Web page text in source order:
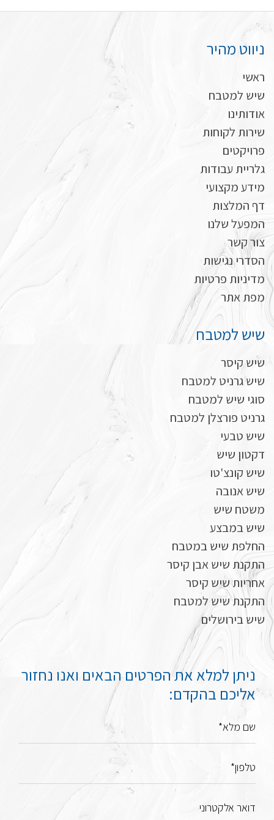
ניווט מהיר
ראשי
שיש למטבח
אודותינו
שירות לקוחות
פרויקטים
גלריית עבודות
מידע מקצועי
דף המלצות
המפעל שלנו
צור קשר
הסדרי נגישות
מדיניות פרטיות
מפת אתר
שיש למטבח
שיש קיסר
שיש גרניט למטבח
סוגי שיש למטבח
גרניט פורצלן למטבח
שיש טבעי
דקטון שיש
שיש קונצ'טו
שיש אנובה
משטח שיש
שיש במבצע
החלפת שיש במטבח
התקנת שיש אבן קיסר
אחריות שיש קיסר
התקנת שיש למטבח
שיש בירושלים
ניתן למלא את הפרטים הבאים ואנו נחזור
אליכם בהקדם:
שם מלא*
טלפון*
דואר אלקטרוני